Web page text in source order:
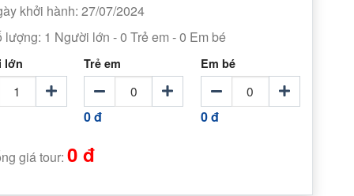
khởi hành: 27/07/2024
lượng: 1 Người lớn-0 Trẻ em-0 Em bé
lớn Trẻ em
0 đ
Em bé
0 đ
giá tour:0 đ